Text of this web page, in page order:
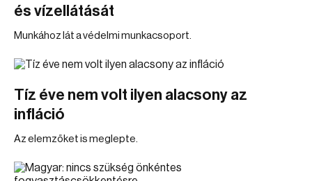
és vízellátását
Munkához lát a védelmi munkacsoport.
Tíz éve nem volt ilyen alacsony az
infláció
Az elemzőket is meglepte.